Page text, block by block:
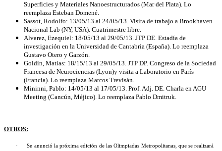
Superficies y Materiales Nanoestructurados (Mar del Plata). Lo
reemplaza Esteban Domené.
Sassot, Rodolfo: 13/05/13 al 24/05/13. Visita de trabajo a Brookhaven
Nacional Lab (NY, USA). Cuatrimestre libre.
Alvarez, Ezequiel: 18/05/13 al 29/05/13. JTP DE. Estadía de
investigación en la Universidad de Cantabria (España). Lo reemplaza
Gustavo Otero y Garzón.
Goldín, Matías: 18/15/13 al 29/05/13. JTP DP. Congreso de la Sociedad
Francesa de Neurociencias (Lyon)y visita a Laboratorio en París
(Francia). Lo reemplaza Marcos Trevisán.
Mininni, Pablo: 14/05/13 al 17/05/13. Prof. Adj. DE. Charla en AGU
Meeting (Cancún, Méjico). Lo reemplaza Pablo Dmitruk.
OTROS:
·
Se anunció la próxima edición de las Olimpiadas Metropolitanas, que se realizará